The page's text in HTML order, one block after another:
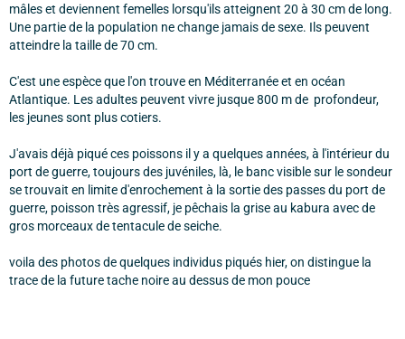
mâles et deviennent femelles lorsqu'ils atteignent 20 à 30 cm de long.
Une partie de la population ne change jamais de sexe. Ils peuvent
atteindre la taille de 70 cm.
C'est une espèce que l'on trouve en Méditerranée et en océan
Atlantique. Les adultes peuvent vivre jusque 800 m de profondeur,
les jeunes sont plus cotiers.
J'avais déjà piqué ces poissons il y a quelques années, à l'intérieur du
port de guerre, toujours des juvéniles, là, le banc visible sur le sondeur
se trouvait en limite d'enrochement à la sortie des passes du port de
guerre, poisson très agressif, je pêchais la grise au kabura avec de
gros morceaux de tentacule de seiche.
voila des photos de quelques individus piqués hier, on distingue la
trace de la future tache noire au dessus de mon pouce